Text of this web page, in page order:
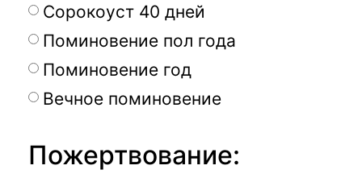
Сорокоуст 40 дней
Поминовение пол года
Поминовение год
Вечное поминовение
Пожертвование: